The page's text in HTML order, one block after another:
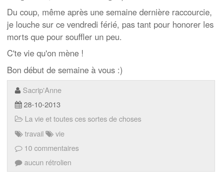
Du coup, même après une semaine dernière raccourcie,
je louche sur ce vendredi férié, pas tant pour honorer les
morts que pour souffler un peu.
C'te vie qu'on mène !
Bon début de semaine à vous :)
Sacrip'Anne
28-10-2013
La vie et toutes ces sortes de choses
travail
vie
10 commentaires
aucun rétrolien